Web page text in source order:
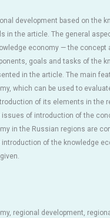
development based on the
in the article. The general
economy — the concept
goals and tasks of the
in the article. The main
which can be used to
of its elements in the
issues of introduction of the
in the Russian regions are
of the knowledge
regional development,